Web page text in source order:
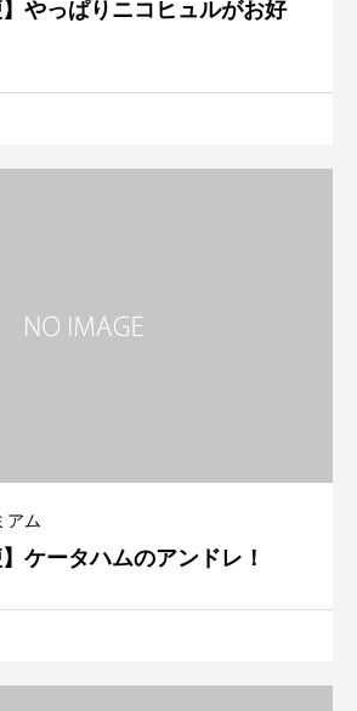
】やっぱりニコヒュルがお好
アム
】ケータハムのアンドレ！